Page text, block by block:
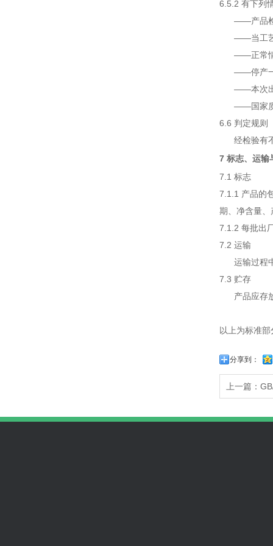
6.5.2 有下列
——产品检
——当工艺
——正常情
——停产一
——本次出
——国家质
6.6 判定规则
经检验有不
7 标志、运输
7.1 标志
7.1.1 产品的
期、净含量
7.1.2 每批出
7.2 运输
运输过程中
7.3 贮存
产品应存放
以上为标准
分享到：
上一篇：